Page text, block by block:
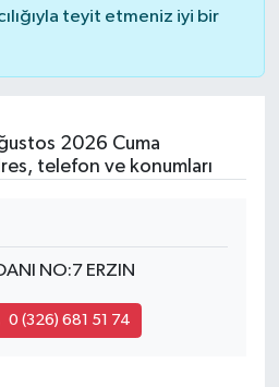
teyit etmeniz iyi bir
2026 Cuma
telefon ve konumları
NO:7 ERZIN
0 (326) 681 51 74